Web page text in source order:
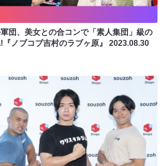
団、美女との合コンで「素人集団」級の
『ノブコブ吉村のラブヶ原』2023.08.30